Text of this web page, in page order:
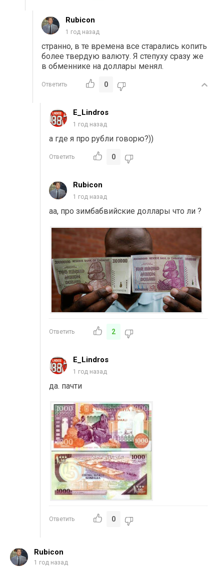
Rubicon
1 год назад
странно, в те времена все старались копить
более твердую валюту. Я степуху сразу же
в обменнике на доллары менял.
Ответить 0
E_Lindros
1 год назад
а где я про рубли говорю?))
Ответить 0
Rubicon
1 год назад
аа, про зимбабвийские доллары что ли ?
Ответить 2
E_Lindros
1 год назад
да. пачти
Ответить 0
Rubicon
1 год назад